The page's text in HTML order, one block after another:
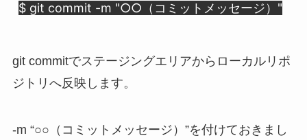
$ git commit -m "○○（コミットメッセージ）"
git commitでステージングエリアからローカルリポ
ジトリへ反映します。
-m “○○（コミットメッセージ）”を付けておきまし